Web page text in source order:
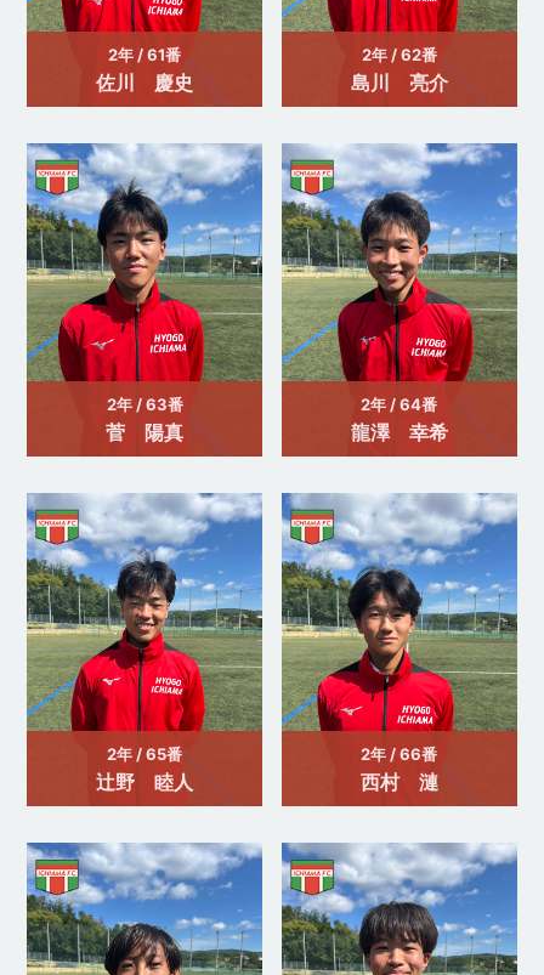
2年 / 61番
佐川 慶史
2年 / 62番
島川 亮介
2年 / 63番
菅 陽真
2年 / 64番
龍澤 幸希
2年 / 65番
辻野 睦人
2年 / 66番
西村 漣